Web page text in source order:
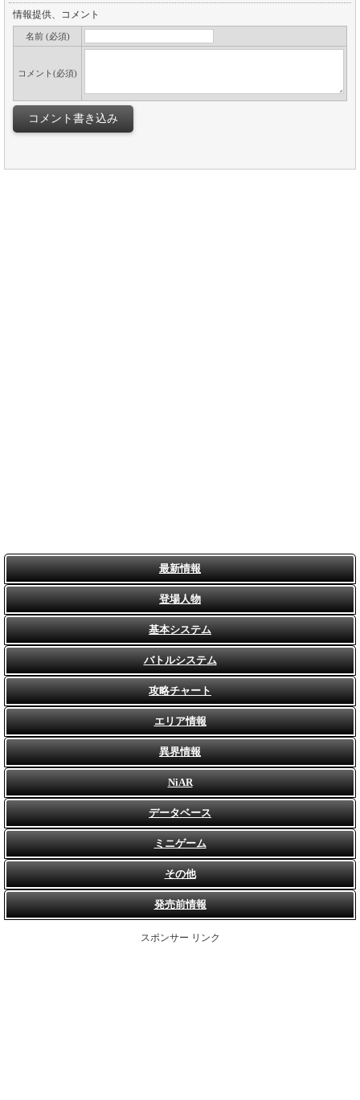
情報提供、コメント
名前 (必須)
コメント(必須)
最新情報
登場人物
基本システム
バトルシステム
攻略チャート
エリア情報
異界情報
NiAR
データベース
ミニゲーム
その他
発売前情報
スポンサー リンク